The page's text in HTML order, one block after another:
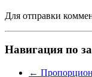
Для отправки
Навигация по
←